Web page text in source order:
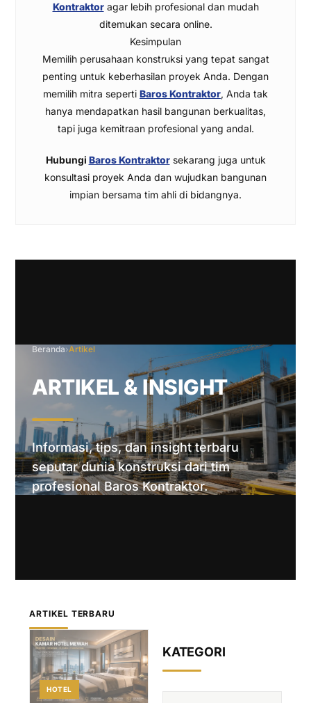
Kontraktoragar lebih profesional dan mudah
ditemukan secara online.
Kesimpulan
Memilih perusahaan konstruksi yang tepat sangat
penting untuk keberhasilan proyek Anda. Dengan
memilih mitra seperti Baros Kontraktor, Anda tak
hanya mendapatkan hasil bangunan berkualitas,
tapi juga kemitraan profesional yang andal.
Hubungi Baros Kontraktorsekarang juga untuk
konsultasi proyek Anda dan wujudkan bangunan
impian bersama tim ahli di bidangnya.
Beranda›Artikel
ARTIKEL & INSIGHT
Informasi, tips, dan insight terbaru
seputar dunia konstruksi dari tim
profesional Baros Kontraktor.
ARTIKEL TERBARU
HOTEL
KATEGORI